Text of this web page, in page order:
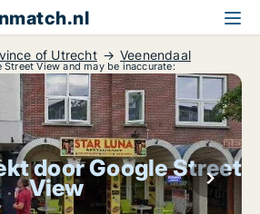
of Utrecht Veenendaal
View and may be inaccurate:
door Google Street
View